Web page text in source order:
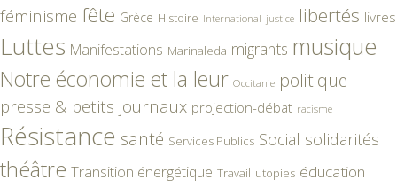
féminisme fête Grèce Histoire International justice libertés livres
Luttes Manifestations Marinaleda migrants musique
Notre économie et la leur Occitanie politique
presse & petits journaux projection-débat racisme
Résistance santé Services Publics Social solidarités
théâtre Transition énergétique Travail utopies éducation